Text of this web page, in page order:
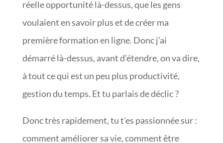
réelle opportunité là-dessus, que les gens
voulaient en savoir plus et de créer ma
première formation en ligne. Donc j’ai
démarré là-dessus, avant d’étendre, on va dire,
à tout ce qui est un peu plus productivité,
gestion du temps. Et tu parlais de déclic ?
Donc très rapidement, tu t’es passionnée sur :
comment améliorer sa vie, comment être